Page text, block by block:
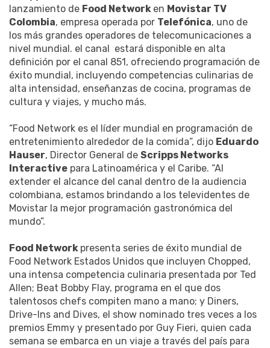
lanzamiento de Food Network en Movistar TV
Colombia, empresa operada por Telefónica, uno de
los más grandes operadores de telecomunicaciones a
nivel mundial. el canal estará disponible en alta
definición por el canal 851, ofreciendo programación de
éxito mundial, incluyendo competencias culinarias de
alta intensidad, enseñanzas de cocina, programas de
cultura y viajes, y mucho más.
“Food Network es el líder mundial en programación de
entretenimiento alrededor de la comida”, dijo Eduardo
Hauser, Director General de Scripps Networks
Interactive para Latinoamérica y el Caribe. “Al
extender el alcance del canal dentro de la audiencia
colombiana, estamos brindando a los televidentes de
Movistar la mejor programación gastronómica del
mundo”.
Food Network presenta series de éxito mundial de
Food Network Estados Unidos que incluyen Chopped,
una intensa competencia culinaria presentada por Ted
Allen; Beat Bobby Flay, programa en el que dos
talentosos chefs compiten mano a mano; y Diners,
Drive-Ins and Dives, el show nominado tres veces a los
premios Emmy y presentado por Guy Fieri, quien cada
semana se embarca en un viaje a través del país para